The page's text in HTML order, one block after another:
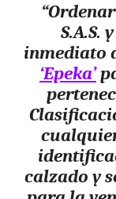
S.A.S.
inmediato
‘Epeka’
calzado y